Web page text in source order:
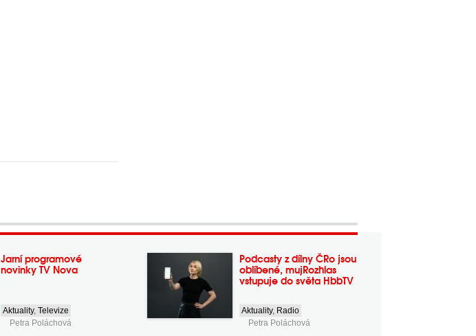
Jarní programové
novinky TV Nova
Aktuality,Televize
Petra Poláchová
Podcasty z dílny ČRo jsou
oblíbené, mujRozhlas
vstupuje do světa HbbTV
Aktuality, Radio
Petra Poláchová